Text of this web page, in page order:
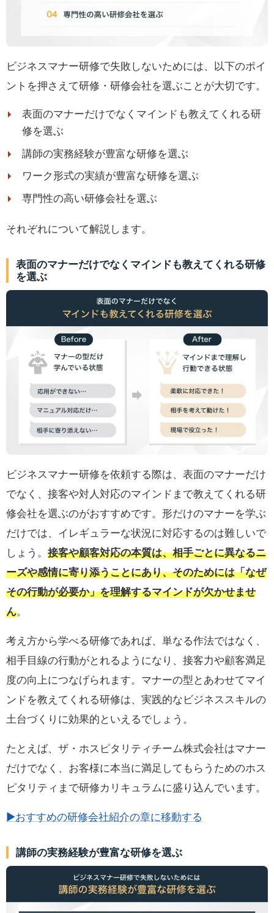
ビジネスマナー研修で失敗しないためには、以下のポイ
ントを押さえて研修・研修会社を選ぶことが大切です。
表面のマナーだけでなくマインドも教えてくれる研
修を選ぶ
講師の実務経験が豊富な研修を選ぶ
ワーク形式の実績が豊富な研修を選ぶ
専門性の高い研修会社を選ぶ
それぞれについて解説します。
表面のマナーだけでなくマインドも教えてくれる研修
を選ぶ
ビジネスマナー研修を依頼する際は、表面のマナーだけ
でなく、接客や対人対応のマインドまで教えてくれる研
修会社を選ぶのがおすすめです。形だけのマナーを学ぶ
だけでは、イレギュラーな状況に対応するのは難しいで
しょう。 接客や顧客対応の本質は、相手ごとに異なるニ
ーズや感情に寄り添うことにあり、そのためには「なぜ
その行動が必要か」を理解するマインドが欠かせませ
ん。
考え方から学べる研修であれば、単なる作法ではなく、
相手目線の行動がとれるようになり、接客力や顧客満足
度の向上につなげられます。マナーの型とあわせてマイ
ンドを教えてくれる研修は、実践的なビジネススキルの
土台づくりに効果的といえるでしょう。
たとえば、ザ・ホスピタリティチーム株式会社はマナー
だけでなく、お客様に本当に満足してもらうためのホス
ピタリティまで研修カリキュラムに盛り込んでいます。
▶おすすめの研修会社紹介の章に移動する
講師の実務経験が豊富な研修を選ぶ